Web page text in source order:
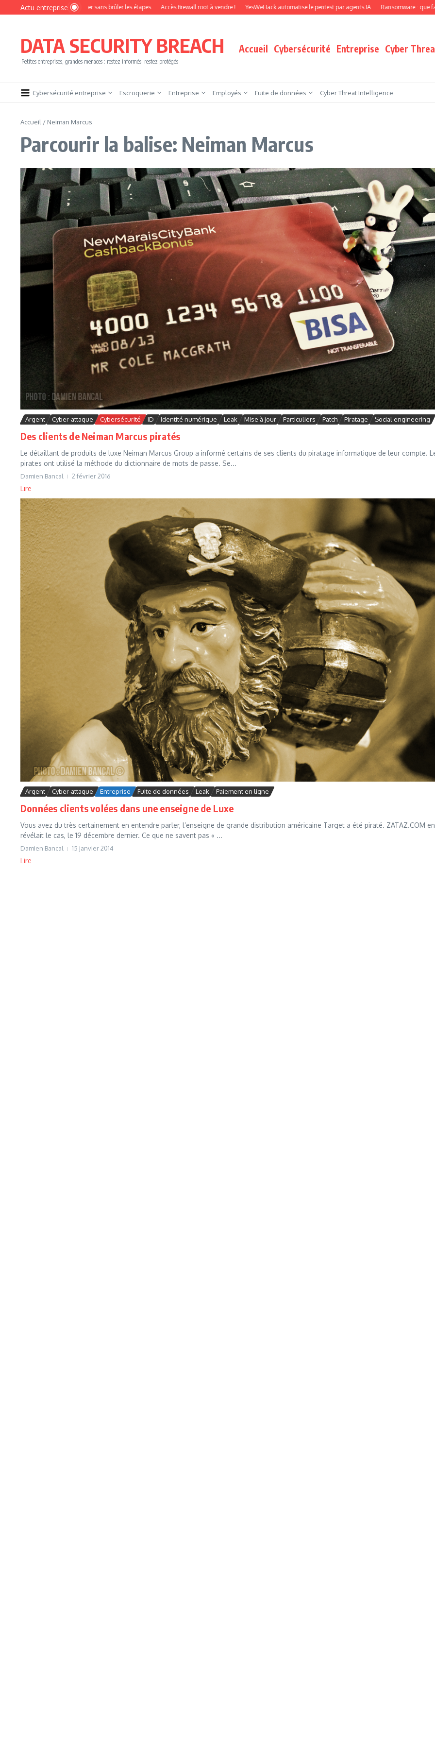
Aller au contenu
Actu entreprise
devenir pentester sans brûler les étapes Accès firewall root à vendre ! YesWeHack automatise le pentest par agents IA Ransomware : que faire quand
DATA SECURITY BREACH
Petites entreprises, grandes menaces : restez informés, restez protégés
Accueil Cybersécurité Entreprise Cyber
Cybersécurité entreprise Escroquerie Entreprise Employés Fuite de données Cyber Threat Intelligence
Accueil / Neiman Marcus
Parcourir la balise: Neiman Marcus
Argent Cyber-attaque Cybersécurité ID Identité numérique Leak Mise à jour Particuliers Patch Piratage Social engineering
Des clients de Neiman Marcus piratés
Le détaillant de produits de luxe Neiman Marcus Group a informé certains de ses clients du piratage informatique de leur compte.
pirates ont utilisé la méthode du dictionnaire de mots de passe. Se...
Damien Bancal 2 février 2016
Lire
Argent Cyber-attaque Entreprise Fuite de données Leak Paiement en ligne
Données clients volées dans une enseigne de Luxe
Vous avez du très certainement en entendre parler, l’enseigne de grande distribution américaine Target a été piraté. ZATAZ.COM en
révélait le cas, le 19 décembre dernier. Ce que ne savent pas « ...
Damien Bancal 15 janvier 2014
Lire